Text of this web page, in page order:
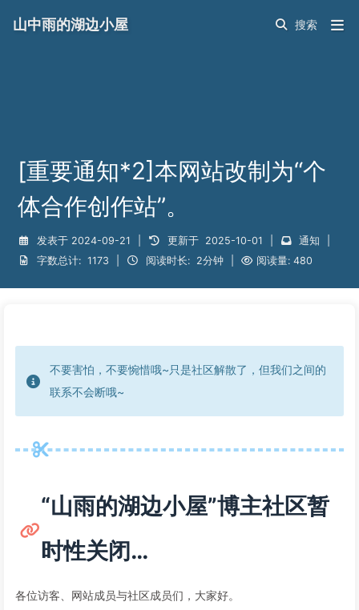
[重要通知*2]本网站改制为“个
体合作创作站”。
发表于 2024-09-21 更新于 2025-10-01 通知
字数总计: 1173 阅读时长: 2分钟 阅读量: 480
山中雨的湖边小屋
不要害怕，不要惋惜哦~只是社区解散了，但我们之间的
联系不会断哦~
“山雨的湖边小屋”博主社区暂
时性关闭…
各位访客、网站成员与社区成员们，大家好。